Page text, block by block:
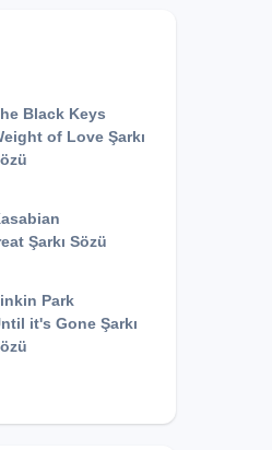
Black Keys
of Love Şarkı
Şarkı Sözü
Park
it's Gone Şarkı